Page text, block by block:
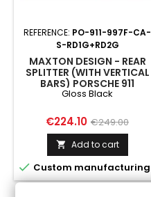
REFERENCE: PO-911-997F-CA-
S-RD1G+RD2G
MAXTON DESIGN - REAR
SPLITTER (WITH VERTICAL
BARS) PORSCHE 911
CARRERA / CARRERA GTS
BLACK
Gloss Black
Price
€224.10 Regular
price
€249.00
 Add to cart
 Custom manufacturing